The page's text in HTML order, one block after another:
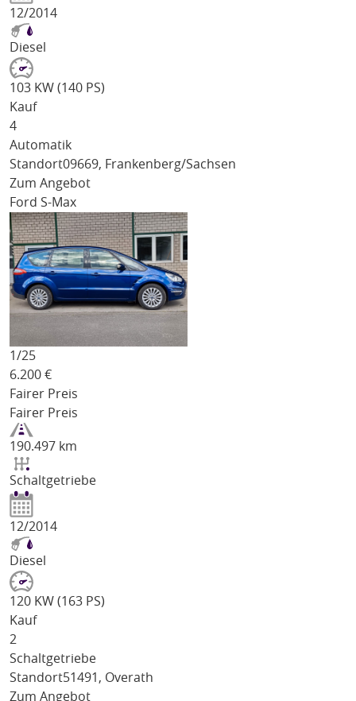
12/2014
Diesel
103 KW (140 PS)
Kauf
4
Automatik
Standort09669, Frankenberg/Sachsen
Zum Angebot
Ford S-Max
1/25
6.200 €
Fairer Preis
Fairer Preis
190.497 km
Schaltgetriebe
12/2014
Diesel
120 KW (163 PS)
Kauf
2
Schaltgetriebe
Standort51491, Overath
Zum Angebot